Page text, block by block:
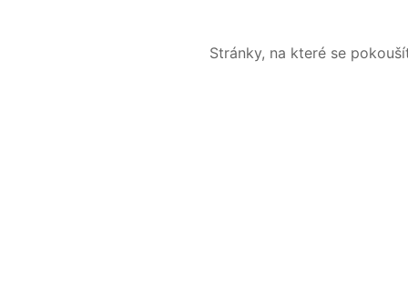
Stránky, na které se